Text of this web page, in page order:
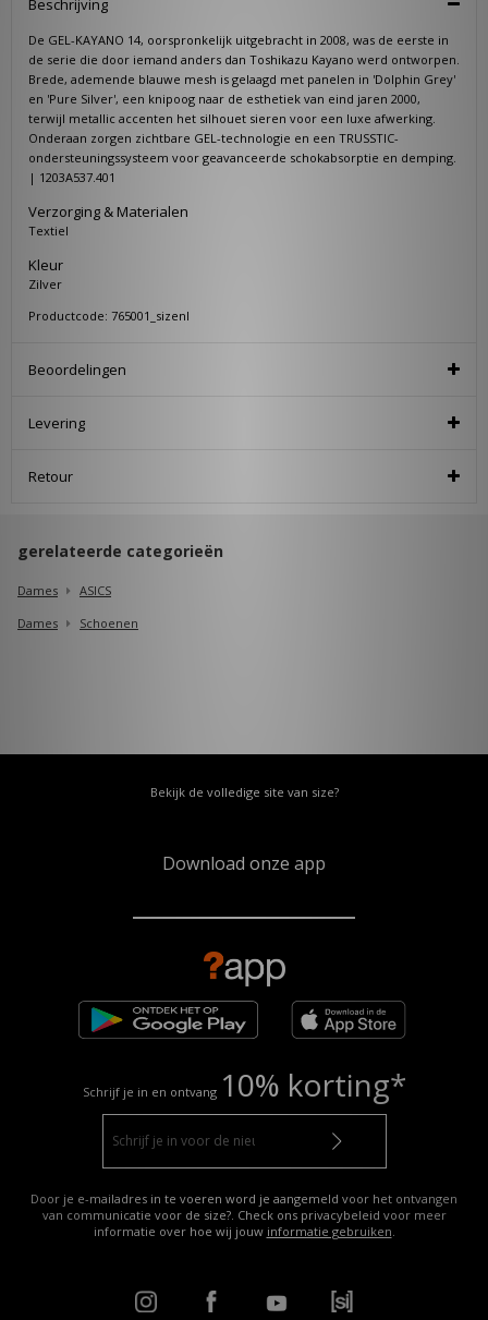
Beschrijving
De GEL-KAYANO 14, oorspronkelijk uitgebracht in 2008, was de eerste in
de serie die door iemand anders dan Toshikazu Kayano werd ontworpen.
Brede, ademende blauwe mesh is gelaagd met panelen in 'Dolphin Grey'
en 'Pure Silver', een knipoog naar de esthetiek van eind jaren 2000,
terwijl metallic accenten het silhouet sieren voor een luxe afwerking.
Onderaan zorgen zichtbare GEL-technologie en een TRUSSTIC-
ondersteuningssysteem voor geavanceerde schokabsorptie en demping.
| 1203A537.401
Verzorging & Materialen
Textiel
Kleur
Zilver
Productcode: 765001_sizenl
Beoordelingen
Levering
Retour
gerelateerde categorieën
Dames
ASICS
Dames
Schoenen
Bekijk de volledige site van size?
Download onze app
Schrijf je in en ontvang 10% korting*
Door je e-mailadres in te voeren word je aangemeld voor het ontvangen
van communicatie voor de size?. Check ons privacybeleid voor meer
informatie over hoe wij jouw informatie gebruiken